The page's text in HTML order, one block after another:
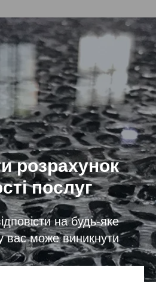
розрахунок
послуг
на будь-яке
вас може виникнути